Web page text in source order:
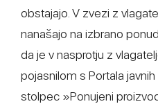
obstajajo. V zvezi z
nanašajo na izbrano
da je v nasprotju z
pojasnilom s Portala
stolpec »Ponujeni